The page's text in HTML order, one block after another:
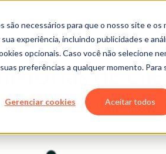
necessários para que o nosso site e
experiência, incluindo publicidades e
opcionais. Caso você não selecione
preferências a qualquer momento. Para
Gerenciar cookies Aceitar todos
de
com as ferramentas e